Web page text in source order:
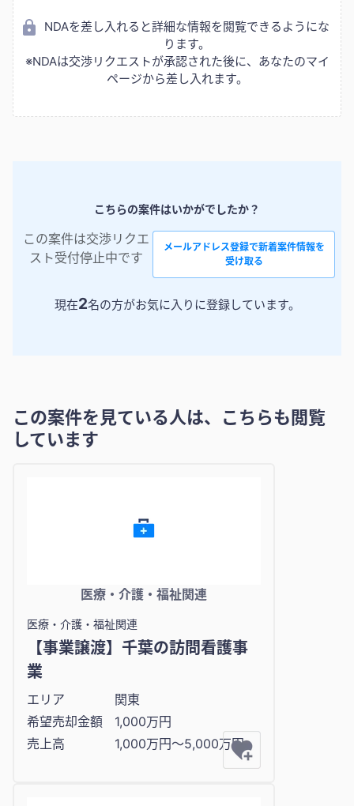
NDAを差し入れると詳細な情報を閲覧できるようにな
ります。
※NDAは交渉リクエストが承認された後に、あなたのマイ
ページから差し入れます。
こちらの案件はいかがでしたか？
この案件は交渉リクエ
スト受付停止中です
メールアドレス登録で新着案件情報を
受け取る
現在2名の方がお気に入りに登録しています。
この案件を見ている人は、こちらも閲覧
しています
医療・介護・福祉関連
医療・介護・福祉関連
【事業譲渡】千葉の訪問看護事
業
エリア
関東
希望売却金額
1,000万円
売上高
1,000万円〜5,000万円